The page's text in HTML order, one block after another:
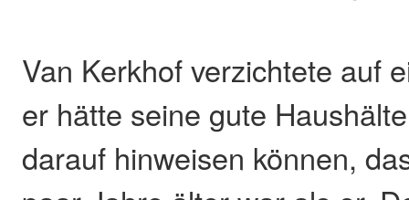
Van Kerkhof verzichtete auf
er hätte seine gute
darauf hinweisen können,